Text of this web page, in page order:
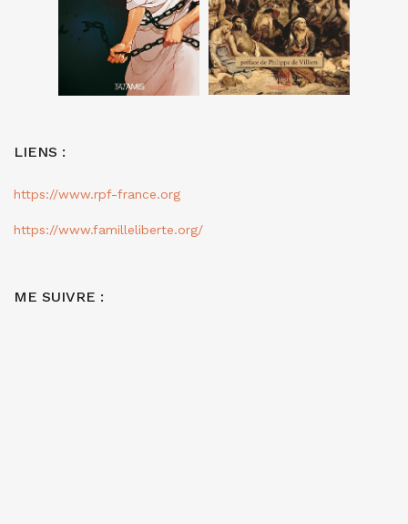
LIENS :
https://www.rpf-france.org
https://www.familleliberte.org/
ME SUIVRE :